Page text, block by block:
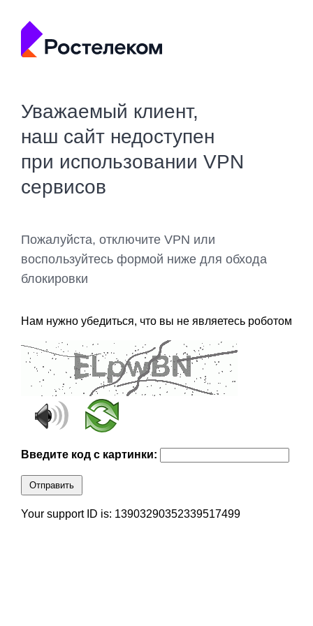
Уважаемый клиент,
наш сайт недоступен
при использовании VPN
сервисов
Пожалуйста, отключите VPN или
воспользуйтесь формой ниже для обхода
блокировки
Нам нужно убедиться, что вы не являетесь роботом
Введите код с картинки:
Отправить
Your support ID is: 13903290352339517499